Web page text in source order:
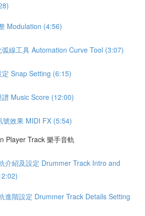
Modulation (4:56)
線工具 Automation Curve Tool (3:07)
Snap Setting (6:15)
Music Score (12:00)
號效果 MIDI FX (5:54)
Player Track 樂手音軌
介紹及設定 Drummer Track Intro and
進階設定 Drummer Track Details Setting